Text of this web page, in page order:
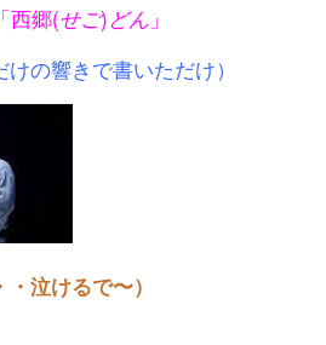
西郷(せご)どん 」
けの響きで書いただけ）
・泣けるで〜）